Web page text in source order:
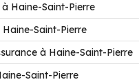
Haine-Saint-Pierre
Saint-Pierre
à Haine-Saint-Pierre
Saint-Pierre